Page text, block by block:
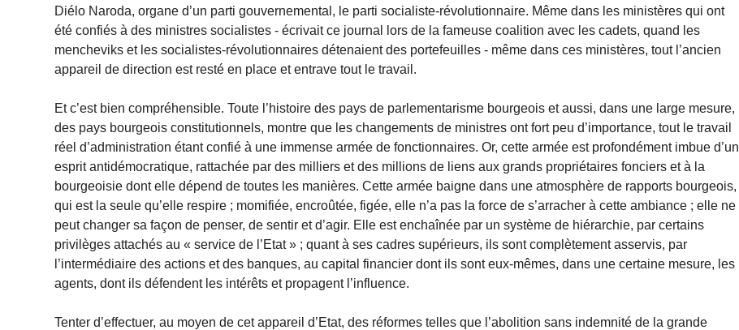
Diélo Naroda, organe d’un parti gouvernemental, le parti socialiste-révolutionnaire. Même dans les ministères qui ont
été confiés à des ministres socialistes - écrivait ce journal lors de la fameuse coalition avec les cadets, quand les
mencheviks et les socialistes-révolutionnaires détenaient des portefeuilles - même dans ces ministères, tout l’ancien
appareil de direction est resté en place et entrave tout le travail.
Et c’est bien compréhensible. Toute l’histoire des pays de parlementarisme bourgeois et aussi, dans une large mesure,
des pays bourgeois constitutionnels, montre que les changements de ministres ont fort peu d’importance, tout le travail
réel d’administration étant confié à une immense armée de fonctionnaires. Or, cette armée est profondément imbue d’un
esprit antidémocratique, rattachée par des milliers et des millions de liens aux grands propriétaires fonciers et à la
bourgeoisie dont elle dépend de toutes les manières. Cette armée baigne dans une atmosphère de rapports bourgeois,
qui est la seule qu’elle respire ; momifiée, encroûtée, figée, elle n’a pas la force de s’arracher à cette ambiance ; elle ne
peut changer sa façon de penser, de sentir et d’agir. Elle est enchaînée par un système de hiérarchie, par certains
privilèges attachés au « service de l’Etat » ; quant à ses cadres supérieurs, ils sont complètement asservis, par
l’intermédiaire des actions et des banques, au capital financier dont ils sont eux-mêmes, dans une certaine mesure, les
agents, dont ils défendent les intérêts et propagent l’influence.
Tenter d’effectuer, au moyen de cet appareil d’Etat, des réformes telles que l’abolition sans indemnité de la grande